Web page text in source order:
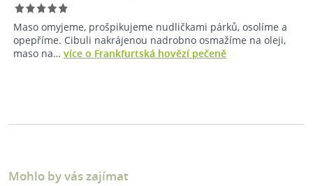
Maso omyjeme, prošpikujeme nudličkami párků, osolíme a
opepříme. Cibuli nakrájenou nadrobno osmažíme na oleji,
maso na… více o Frankfurtská hovězí pečeně
Mohlo by vás zajímat